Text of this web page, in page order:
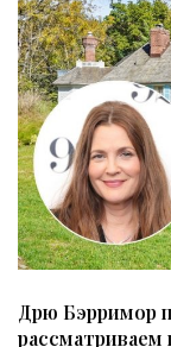
Дрю Бэрримор
рассматриваем